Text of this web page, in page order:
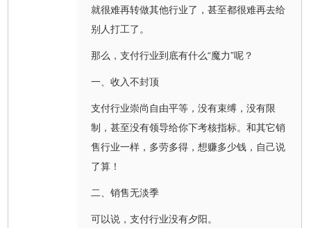
就很难再转做其他行业了，甚至都很难再去给
别人打工了。
那么，支付行业到底有什么“魔力”呢？
一、收入不封顶
支付行业崇尚自由平等，没有束缚，没有限
制，甚至没有领导给你下考核指标。和其它销
售行业一样，多劳多得，想赚多少钱，自己说
了算！
二、销售无淡季
可以说，支付行业没有夕阳。